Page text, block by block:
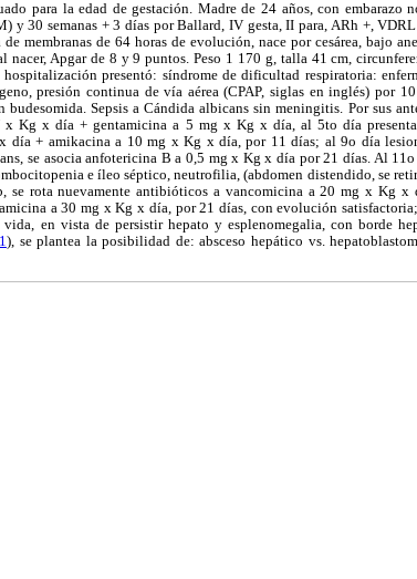
para la edad de gestación. Madre de 24 años, con embarazo
y 30 semanas + 3 días por Ballard, IV gesta, II para, ARh +,
membranas de 64 horas de evolución, nace por cesárea, bajo
Apgar de 8 y 9 puntos. Peso 1 170 g, talla 41 cm,
presentó: síndrome de dificultad respiratoria:
presión continua de vía aérea (CPAP, siglas en inglés) por
Sepsis a Cándida albicans sin meningitis. Por sus
x Kg x día + gentamicina a 5 mg x Kg x día, al 5to día
día + amikacina a 10 mg x Kg x día, por 11 días; al 9o día
se asocia anfotericina B a 0,5 mg x Kg x día por 21 días. Al
e íleo séptico, neutrofilia, (abdomen distendido, se
se rota nuevamente antibióticos a vancomicina a 20 mg x Kg x
a 30 mg x Kg x día, por 21 días, con evolución
en vista de persistir hepato y esplenomegalia, con borde
), se plantea la posibilidad de: absceso hepático vs.